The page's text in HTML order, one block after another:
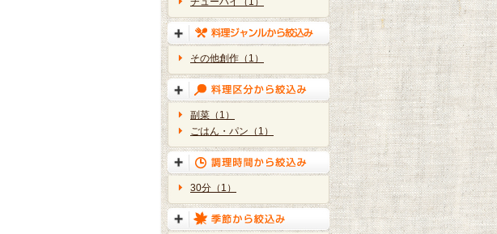
その他創作（1）
副菜（1）
ごはん・パン（1）
30分（1）